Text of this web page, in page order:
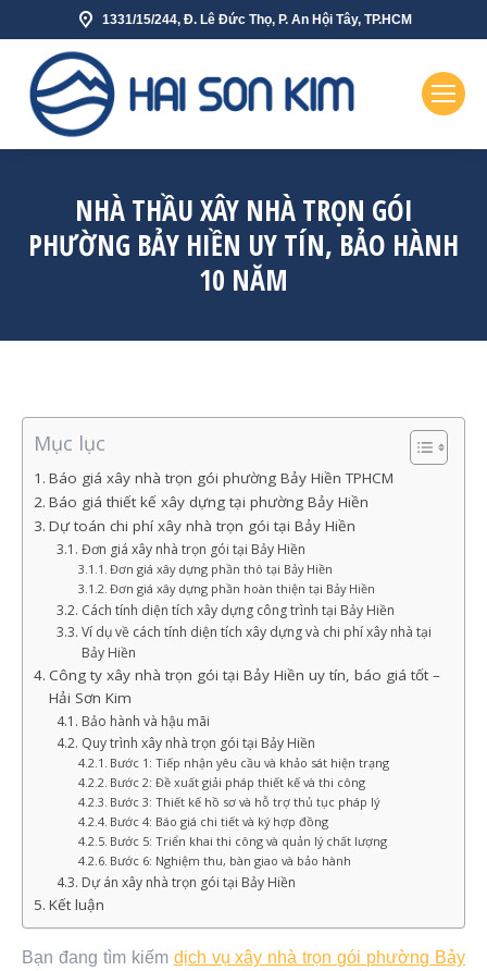
1331/15/244, Đ. Lê Đức Thọ, P. An Hội Tây, TP.HCM
NHÀ THẦU XÂY NHÀ TRỌN GÓI
PHƯỜNG BẢY HIỀN UY TÍN, BẢO HÀNH
10 NĂM
Mục lục
Báo giá xây nhà trọn gói phường Bảy Hiền TPHCM
Báo giá thiết kế xây dựng tại phường Bảy Hiền
Dự toán chi phí xây nhà trọn gói tại Bảy Hiền
Đơn giá xây nhà trọn gói tại Bảy Hiền
Đơn giá xây dựng phần thô tại Bảy Hiền
Đơn giá xây dựng phần hoàn thiện tại Bảy Hiền
Cách tính diện tích xây dựng công trình tại Bảy Hiền
Ví dụ về cách tính diện tích xây dựng và chi phí xây nhà tại
Bảy Hiền
Công ty xây nhà trọn gói tại Bảy Hiền uy tín, báo giá tốt –
Hải Sơn Kim
Bảo hành và hậu mãi
Quy trình xây nhà trọn gói tại Bảy Hiền
Bước 1: Tiếp nhận yêu cầu và khảo sát hiện trạng
Bước 2: Đề xuất giải pháp thiết kế và thi công
Bước 3: Thiết kế hồ sơ và hỗ trợ thủ tục pháp lý
Bước 4: Báo giá chi tiết và ký hợp đồng
Bước 5: Triển khai thi công và quản lý chất lượng
Bước 6: Nghiệm thu, bàn giao và bảo hành
Dự án xây nhà trọn gói tại Bảy Hiền
Kết luận
Bạn đang tìm kiếm dịch vụ xây nhà trọn gói phường Bảy